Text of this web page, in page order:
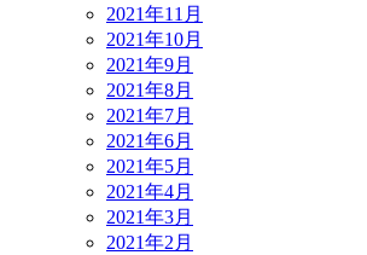
2021年11月
2021年10月
2021年9月
2021年8月
2021年7月
2021年6月
2021年5月
2021年4月
2021年3月
2021年2月